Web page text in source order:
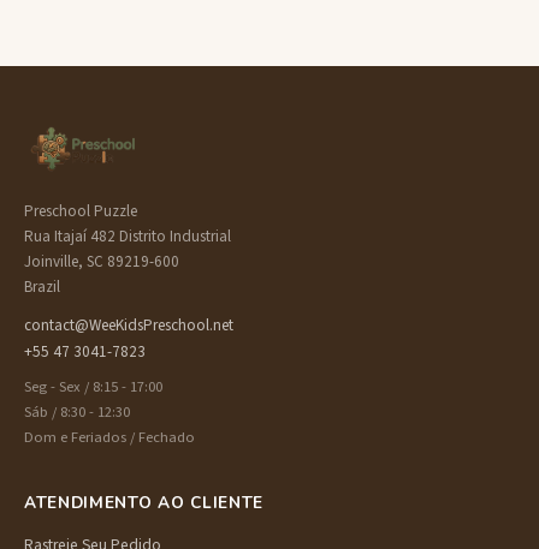
Preschool Puzzle
Rua Itajaí 482 Distrito Industrial
Joinville, SC 89219-600
Brazil
contact@WeeKidsPreschool.net
+55 47 3041-7823
Seg - Sex / 8:15 - 17:00
Sáb / 8:30 - 12:30
Dom e Feriados / Fechado
ATENDIMENTO AO CLIENTE